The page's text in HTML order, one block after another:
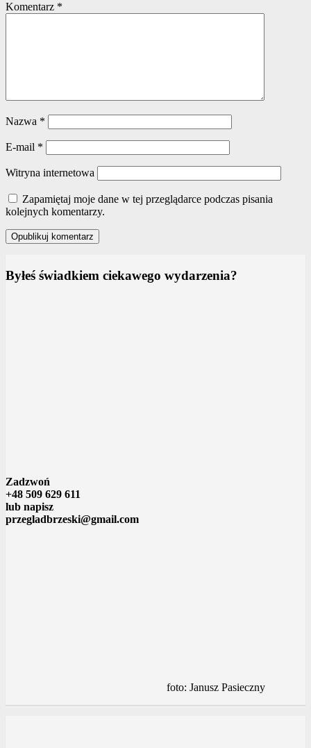
Komentarz *
Nazwa *
E-mail *
Witryna internetowa
Zapamiętaj moje dane w tej przeglądarce podczas pisania
kolejnych komentarzy.
Byłeś świadkiem ciekawego wydarzenia?
Zadzwoń
+48 509 629 611
lub napisz
przegladbrzeski@gmail.com
foto: Janusz Pasieczny